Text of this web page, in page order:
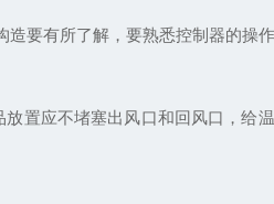
要有所了解，要熟悉控制器的操
置应不堵塞出风口和回风口，给